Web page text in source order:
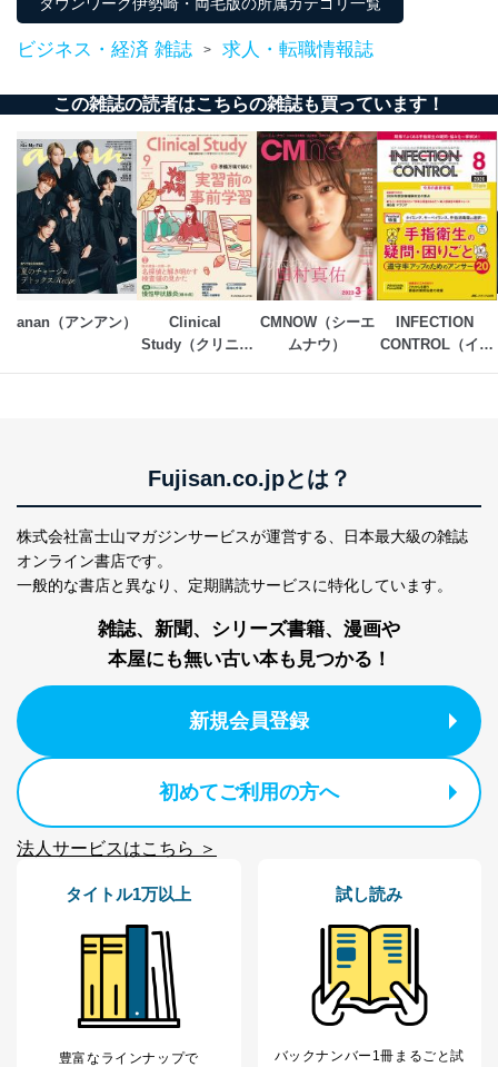
タウンワーク伊勢崎・両毛版の所属カテゴリ一覧
ビジネス・経済 雑誌 > 求人・転職情報誌
この雑誌の読者はこちらの雑誌も買っています！
anan（アンアン）
Clinical
Study（クリニカ
CMNOW（シーエ
ムナウ）
INFECTION
CONTROL（イン
Fujisan.co.jpとは？
株式会社富士山マガジンサービスが運営する、
日本最大級の雑誌
オンライン書店です。
一般的な書店と異なり、 定期購読サービスに特化しています。
雑誌、新聞、シリーズ書籍、漫画や
本屋にも無い古い本も見つかる！
新規会員登録
初めてご利用の方へ
法人サービスはこちら ＞
タイトル1万以上
豊富なラインナップで
試し読み
バックナンバー1冊まるごと試